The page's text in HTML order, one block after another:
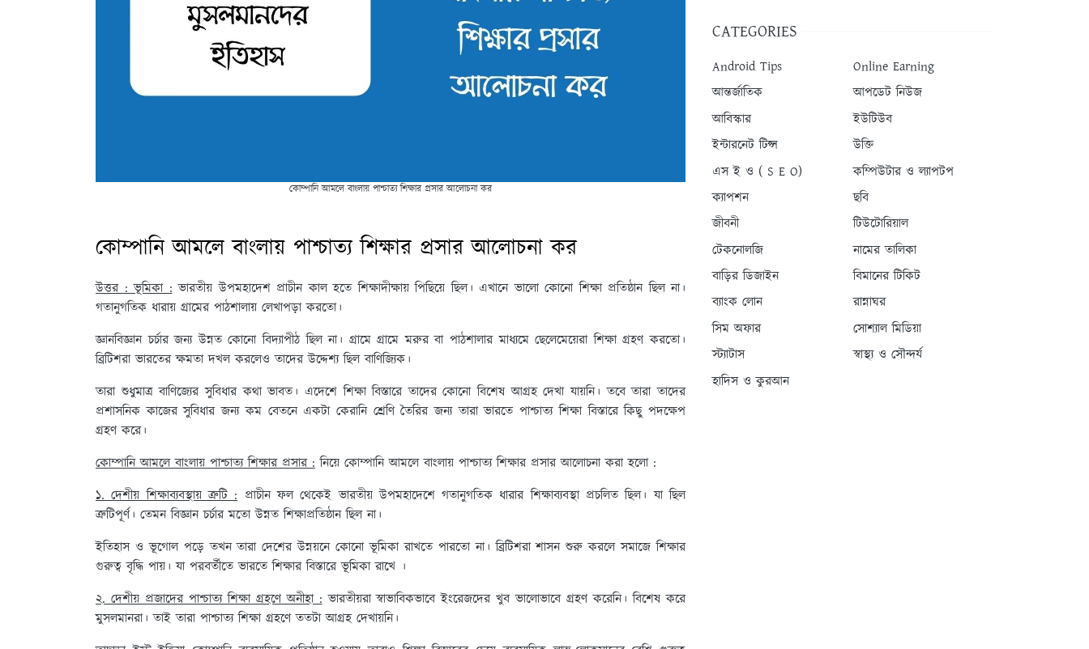
কোম্পানি আমলে বাংলায় পাশ্চাত্য শিক্ষার প্রসার আলোচনা কর
কোম্পানি আমলে বাংলায় পাশ্চাত্য শিক্ষার প্রসার আলোচনা কর
উত্তর : ভূমিকা :ভারতীয় উপমহাদেশ প্রাচীন কাল হতে শিক্ষাদীক্ষায় পিছিয়ে ছিল। এখানে ভালো কোনো শিক্ষা প্রতিষ্ঠান ছিল না।
গতানুগতিক ধারায় গ্রামের পাঠশালায় লেখাপড়া করতো।
জ্ঞানবিজ্ঞান চর্চার জন্য উন্নত কোনো বিদ্যাপীঠ ছিল না। গ্রামে গ্রামে মরুর বা পাঠশালার মাধ্যমে ছেলেমেয়েরা শিক্ষা গ্রহণ করতো।
ব্রিটিশরা ভারতের ক্ষমতা দখল করলেও তাদের উদ্দেশ্য ছিল বাণিজ্যিক।
তারা শুধুমাত্র বাণিজ্যের সুবিধার কথা ভাবত। এদেশে শিক্ষা বিস্তারে তাদের কোনো বিশেষ আগ্রহ দেখা যায়নি। তবে তারা তাদের
প্রশাসনিক কাজের সুবিধার জন্য কম বেতনে একটা কেরানি শ্রেণি তৈরির জন্য তারা ভারতে পাশ্চাত্য শিক্ষা বিস্তারে কিছু পদক্ষেপ
গ্রহণ করে।
কোম্পানি আমলে বাংলায় পাশ্চাত্য শিক্ষার প্রসার : নিয়ে কোম্পানি আমলে বাংলায় পাশ্চাত্য শিক্ষার প্রসার আলোচনা করা হলো :
১. দেশীয় শিক্ষাব্যবস্থায় ত্রুটি :প্রাচীন ফল থেকেই ভারতীয় উপমহাদেশে গতানুগতিক ধারার শিক্ষাব্যবস্থা প্রচলিত ছিল। যা ছিল
ত্রুটিপূর্ণ। তেমন বিজ্ঞান চর্চার মতো উন্নত শিক্ষাপ্রতিষ্ঠান ছিল না।
ইতিহাস ও ভূগোল পড়ে তখন তারা দেশের উন্নয়নে কোনো ভূমিকা রাখতে পারতো না। ব্রিটিশরা শাসন শুরু করলে সমাজে শিক্ষার
গুরুত্ব বৃদ্ধি পায়। যা পরবর্তীতে ভারতে শিক্ষার বিস্তারে ভূমিকা রাখে ।
২. দেশীয় প্রজাদের পাশ্চাত্য শিক্ষা গ্রহণে অনীহা :ভারতীয়রা স্বাভাবিকভাবে ইংরেজদের খুব ভালোভাবে গ্রহণ করেনি। বিশেষ করে
মুসলমানরা। তাই তারা পাশ্চাত্য শিক্ষা গ্রহণে ততটা আগ্রহ দেখায়নি।
CATEGORIES
Android Tips
Online Earning
আন্তর্জাতিক
আপডেট নিউজ
আবিস্কার
ইউটিউব
ইন্টারনেট টিপ্স
উক্তি
এস ই ও ( S E O)
কম্পিউটার ও ল্যাপটপ
ক্যাপশন
ছবি
জীবনী
টিউটোরিয়াল
টেকনোলজি
নামের তালিকা
বাড়ির ডিজাইন
বিমানের টিকিট
ব্যাংক লোন
রান্নাঘর
সিম অফার
সোশ্যাল মিডিয়া
স্ট্যাটাস
স্বাস্থ্য ও সৌন্দর্য
হাদিস ও কুরআন